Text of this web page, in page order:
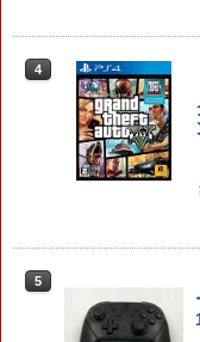
4
5
5
4
5